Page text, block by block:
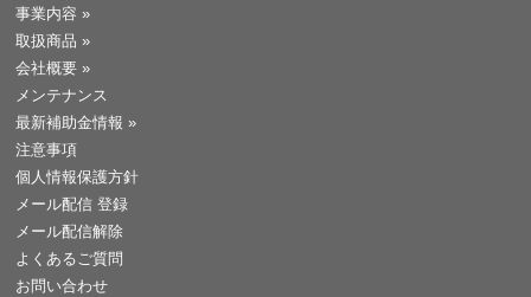
事業内容 »
取扱商品 »
会社概要 »
メンテナンス
最新補助金情報 »
注意事項
個人情報保護方針
メール配信 登録
メール配信解除
よくあるご質問
お問い合わせ